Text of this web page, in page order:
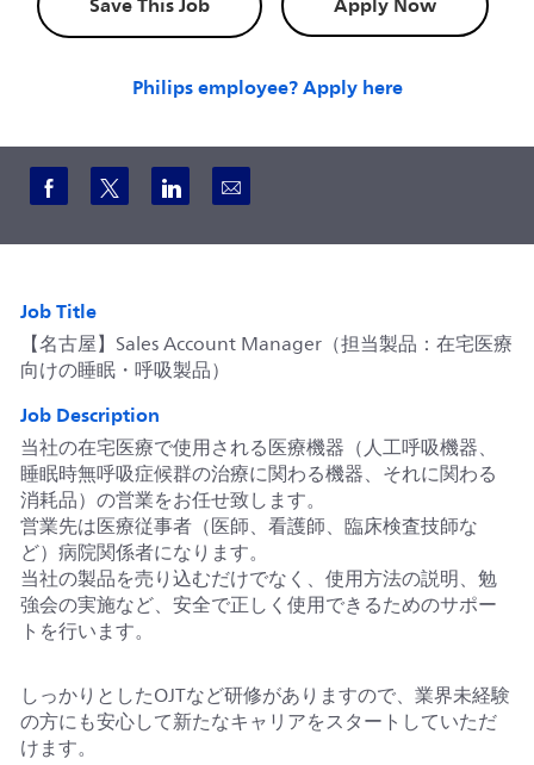
Philips employee? Apply here
Share via Facebook
Share via twitter
Share via LinkedIn
Share via email
Job Title
【名古屋】Sales Account Manager（担当製品：在宅医療
向けの睡眠・呼吸製品）
Job Description
当社の在宅医療で使用される医療機器（人工呼吸機器、
睡眠時無呼吸症候群の治療に関わる機器、それに関わる
消耗品）の営業をお任せ致します。
営業先は医療従事者（医師、看護師、臨床検査技師な
ど）病院関係者になります。
当社の製品を売り込むだけでなく、使用方法の説明、勉
強会の実施など、安全で正しく使用できるためのサポー
トを行います。
しっかりとしたOJTなど研修がありますので、業界未経験
の方にも安心して新たなキャリアをスタートしていただ
けます。